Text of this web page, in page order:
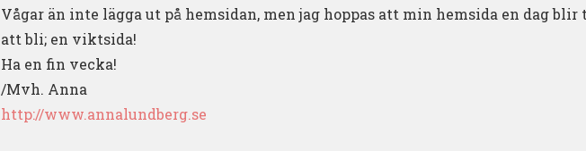
Vågar än inte lägga ut på hemsidan, men jag hoppas att min hemsida en dag
att bli; en viktsida!
Ha en fin vecka!
/Mvh. Anna
http://www.annalundberg.se